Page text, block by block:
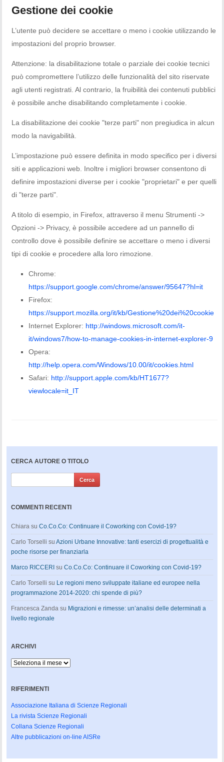
Gestione dei cookie
L’utente può decidere se accettare o meno i cookie utilizzando le
impostazioni del proprio browser.
Attenzione: la disabilitazione totale o parziale dei cookie tecnici
può compromettere l’utilizzo delle funzionalità del sito riservate
agli utenti registrati. Al contrario, la fruibilità dei contenuti pubblici
è possibile anche disabilitando completamente i cookie.
La disabilitazione dei cookie "terze parti" non pregiudica in alcun
modo la navigabilità.
L’impostazione può essere definita in modo specifico per i diversi
siti e applicazioni web. Inoltre i migliori browser consentono di
definire impostazioni diverse per i cookie "proprietari" e per quelli
di "terze parti".
A titolo di esempio, in Firefox, attraverso il menu Strumenti ->
Opzioni -> Privacy, è possibile accedere ad un pannello di
controllo dove è possibile definire se accettare o meno i diversi
tipi di cookie e procedere alla loro rimozione.
Chrome:
https://support.google.com/chrome/answer/95647?hl=it
Firefox:
https://support.mozilla.org/it/kb/Gestione%20dei%20cookie
Internet Explorer: http://windows.microsoft.com/it-
it/windows7/how-to-manage-cookies-in-internet-explorer-9
Opera:
http://help.opera.com/Windows/10.00/it/cookies.html
Safari: http://support.apple.com/kb/HT1677?
viewlocale=it_IT
CERCA AUTORE O TITOLO
COMMENTI RECENTI
Chiara su Co.Co.Co: Continuare il Coworking con Covid-19?
Carlo Torselli su Azioni Urbane Innovative: tanti esercizi di progettualità e
poche risorse per finanziarla
Marco RICCERIsu Co.Co.Co: Continuare il Coworking con Covid-19?
Carlo Torselli su Le regioni meno sviluppate italiane ed europee nella
programmazione 2014-2020: chi spende di più?
Francesca Zanda su Migrazioni e rimesse: un’analisi delle determinati a
livello regionale
ARCHIVI
Archivi
RIFERIMENTI
Associazione Italiana di Scienze Regionali
La rivista Scienze Regionali
Collana Scienze Regionali
Altre pubblicazioni on-line AISRe